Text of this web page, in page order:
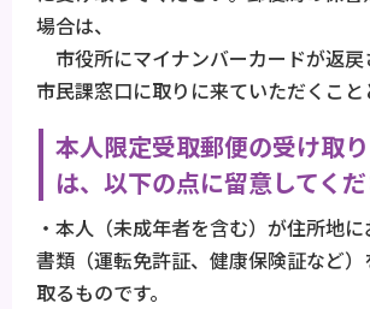
場合は、
市役所にマイナンバーカードが返戻
市民課窓口に取りに来ていただくこと
本人限定受取郵便の受け取
は、以下の点に留意してくだ
・本人（未成年者を含む）が住所地
書類（運転免許証、健康保険証など
取るものです。